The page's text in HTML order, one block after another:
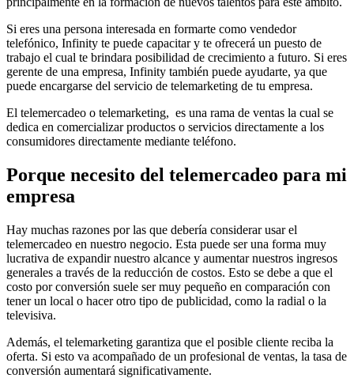
Si eres una persona interesada en formarte como vendedor
telefónico, Infinity te puede capacitar y te ofrecerá un puesto de
trabajo el cual te brindara posibilidad de crecimiento a futuro. Si eres
gerente de una empresa, Infinity también puede ayudarte, ya que
puede encargarse del servicio de telemarketing de tu empresa.
El telemercadeo o telemarketing, es una rama de ventas la cual se
dedica en comercializar productos o servicios directamente a los
consumidores directamente mediante teléfono.
Porque necesito del telemercadeo para mi
empresa
Hay muchas razones por las que debería considerar usar el
telemercadeo en nuestro negocio. Esta puede ser una forma muy
lucrativa de expandir nuestro alcance y aumentar nuestros ingresos
generales a través de la reducción de costos. Esto se debe a que el
costo por conversión suele ser muy pequeño en comparación con
tener un local o hacer otro tipo de publicidad, como la radial o la
televisiva.
Además, el telemarketing garantiza que el posible cliente reciba la
oferta. Si esto va acompañado de un profesional de ventas, la tasa de
conversión aumentará significativamente.